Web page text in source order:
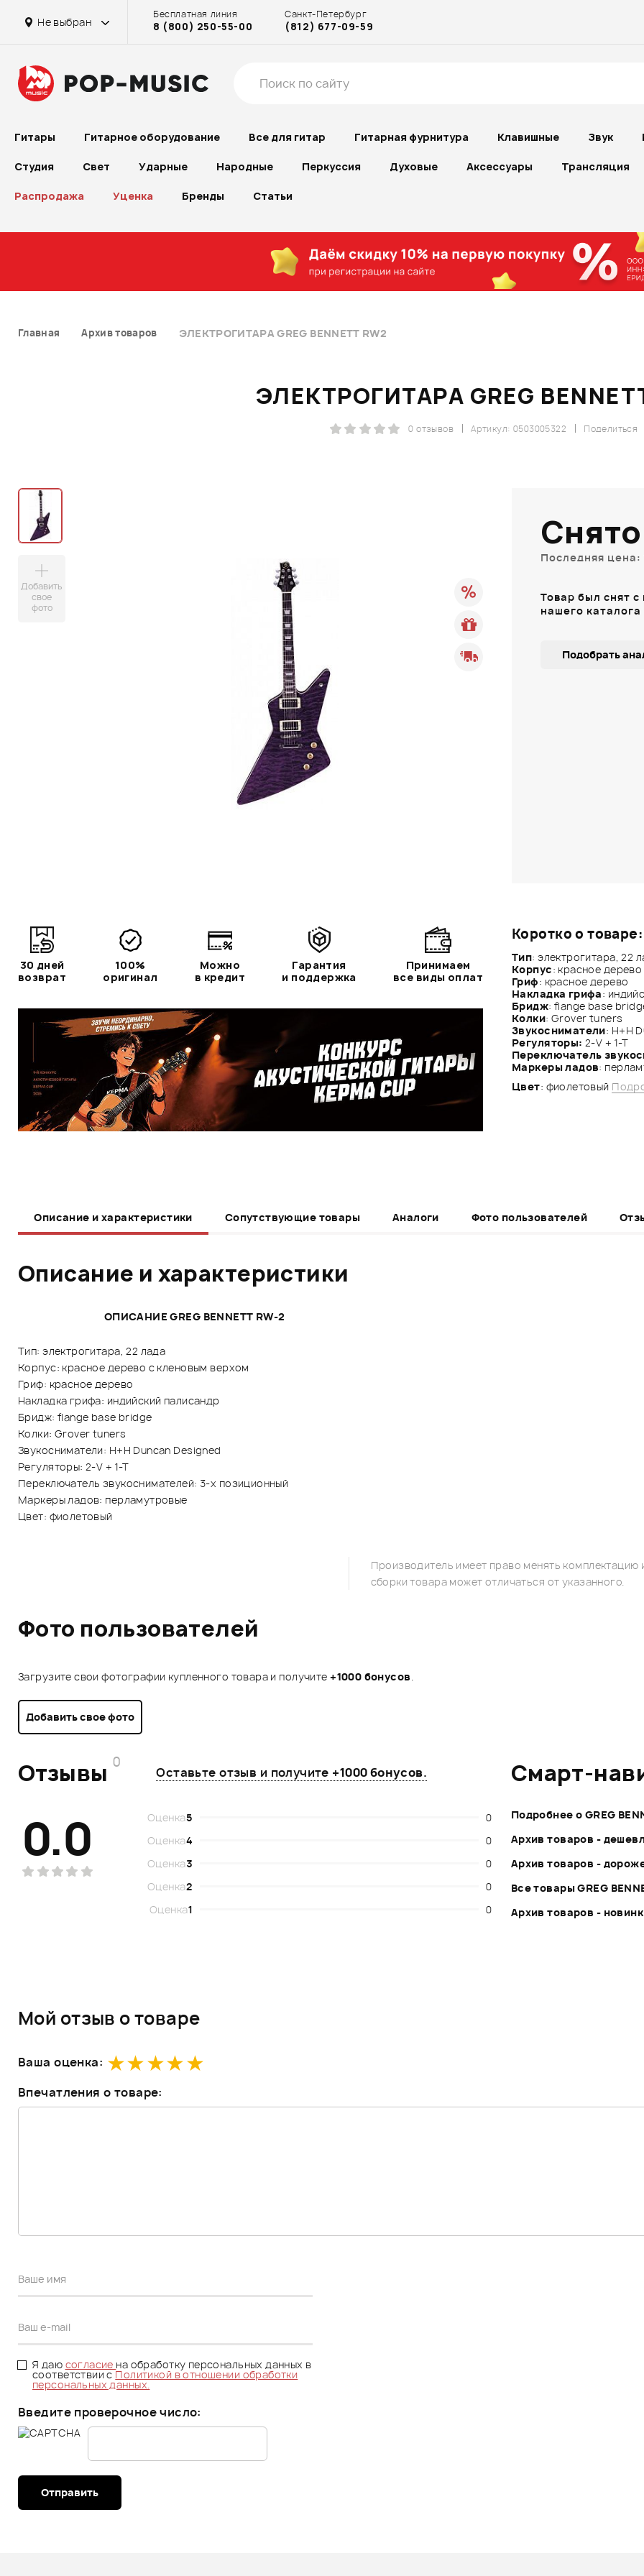
Не выбран
Бесплатная линия
8 (800) 250-55-00
Санкт-Петербург
(812) 677-09-59
Гитары Гитарное оборудование Все для гитар Гитарная фурнитура Клавишные Звук
Студия Свет Ударные Народные Перкуссия Духовые Аксессуары Трансляция
Распродажа Уценка Бренды Статьи
Главная Архив товаров ЭЛЕКТРОГИТАРА GREG BENNETT RW2
ЭЛЕКТРОГИТАРА GREG
Поделиться
Артикул: 0503005322
0 отзывов
Добавить
свое
фото
Коротко о товаре:
Тип: электрогитара, 22
Корпус: красное
Гриф: красное дерево
Накладка грифа:
Бридж: flange base
Колки: Grover tuners
Звукосниматели: H+H
Регуляторы: 2-V + 1-T
Переключатель
Маркеры ладов:
Цвет: фиолетовый
Последняя цена:
Товар был снят
нашего каталога
Подобрать
30 дней
возврат
100%
оригинал
Можно
в кредит
Гарантия
и поддержка
Принимаем
все виды оплат
Описание и характеристики Сопутствующие товары Аналоги Фото пользователей
Описание и характеристики
ОПИСАНИЕ GREG BENNETT RW-2
Тип: электрогитара, 22 лада
Корпус: красное дерево с кленовым верхом
Гриф: красное дерево
Накладка грифа: индийский палисандр
Бридж: flange base bridge
Колки: Grover tuners
Звукосниматели: H+H Duncan Designed
Регуляторы: 2-V + 1-T
Переключатель звукоснимателей: 3-х позиционный
Маркеры ладов: перламутровые
Цвет: фиолетовый
Производитель имеет право менять
сборки товара может отличаться от указанного.
Фото пользователей
Загрузите свои фотографии купленного товара и получите+1000 бонусов.
Добавить свое фото
Отзывы 0
Оставьте отзыв и получите +1000 бонусов.
0.0 Оценка5
0
Оценка4
0
Оценка3
0
Оценка2
0
Оценка1 0
Смарт-
Подробнее о GREG
Архив товаров -
Архив товаров -
Все товары GREG
Архив товаров -
Мой отзыв о товаре
Ваша оценка:
Впечатления о товаре:
Я даю согласие на обработку персональных данных в
соответствии сПолитикой в отношении обработки
персональных данных.
Введите проверочное число:
Отправить